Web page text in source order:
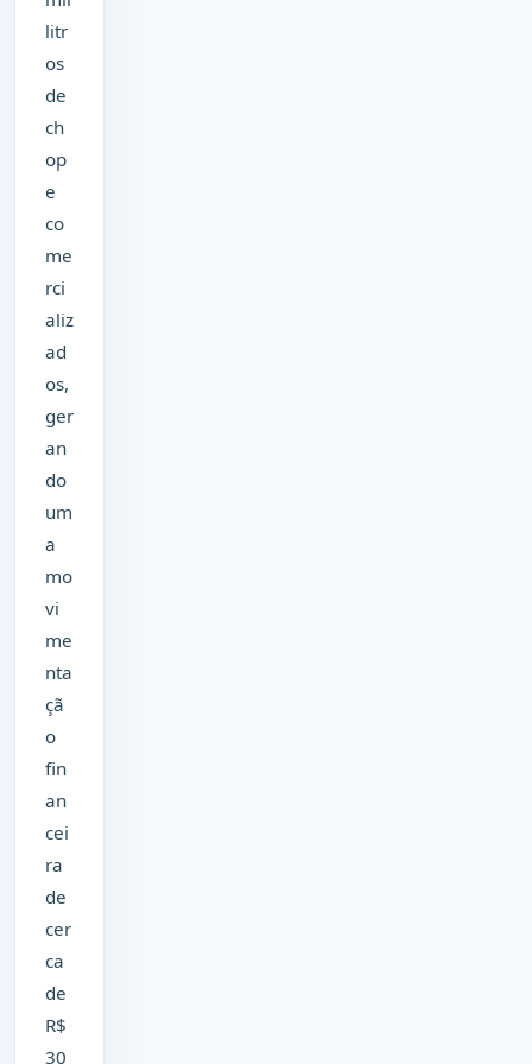
litr
os
de
ch
op
e
co
me
rci
aliz
ad
os,
ger
an
do
um
a
mo
vi
me
nta
çã
o
fin
an
cei
ra
de
cer
ca
de
R$
30